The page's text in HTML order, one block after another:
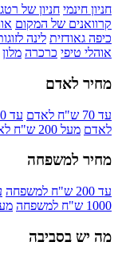
חניון חינמי חניון של רטג
קרוואנים של המקום
כיפה גאודזית לינה
אוהלי טיפי כרכרה מלון
מחיר לאדם
עד 70 ש"ח לאדם עד 100 ש"ח לאדם
לאדם מעל 200 ש"ח לאדם
מחיר למשפחה
עד 200 ש"ח למשפחה
1000 ש"ח למשפחה
מעל 1000
מה יש בסביבה